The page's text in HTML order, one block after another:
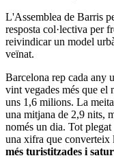
L'Assemblea de Barris
resposta col·lectiva per
reivindicar un model
veïnat.
Barcelona rep cada any
vint vegades més que el
uns 1,6 milions. La
una mitjana de 2,9 nits,
només un dia. Tot
una xifra que converteix
més turistitzades i